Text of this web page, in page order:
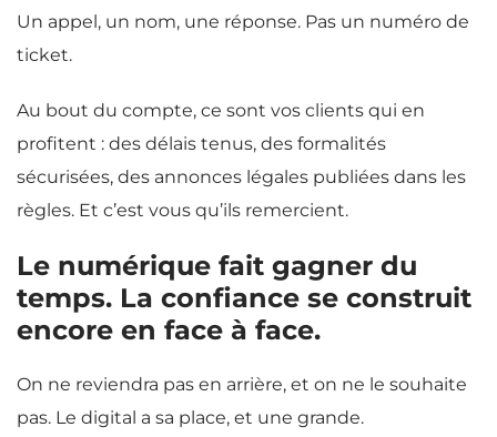
Un appel, un nom, une réponse. Pas un numéro de
ticket.
Au bout du compte, ce sont vos clients qui en
profitent : des délais tenus, des formalités
sécurisées, des annonces légales publiées dans les
règles. Et c’est vous qu’ils remercient.
Le numérique fait gagner du
temps. La confiance se construit
encore en face à face.
On ne reviendra pas en arrière, et on ne le souhaite
pas. Le digital a sa place, et une grande.